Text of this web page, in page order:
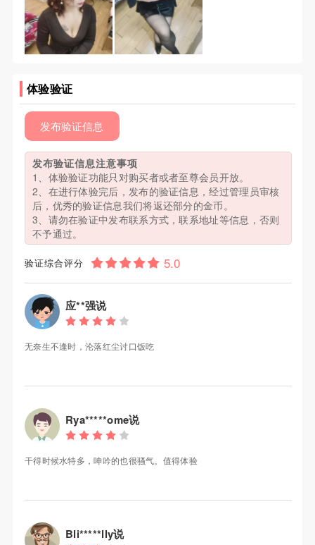
体验验证
发布验证信息
发布验证信息注意事项
1、体验验证功能只对购买者或者至尊会员开放。
2、在进行体验完后，发布的验证信息，经过管理员审核
后，优秀的验证信息我们将返还部分的金币。
3、请勿在验证中发布联系方式，联系地址等信息，否则
不予通过。
验证综合评分
应**强说
无奈生不逢时，沦落红尘讨口饭吃
Rya*****ome说
干得时候水特多，呻吟的也很骚气。值得体验
Bli*****lly说